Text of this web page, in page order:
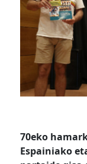
70eko
Espainiako